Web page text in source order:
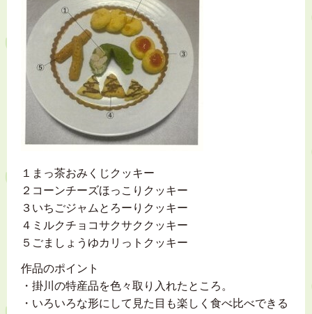
１まっ茶おみくじクッキー
２コーンチーズほっこりクッキー
３いちごジャムとろーりクッキー
４ミルクチョコサクサククッキー
５ごましょうゆカリっトクッキー
作品のポイント
・掛川の特産品を色々取り入れたところ。
・いろいろな形にして見た目も楽しく食べ比べできる